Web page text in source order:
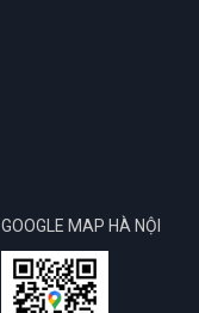
GOOGLE MAP HÀ NỘI